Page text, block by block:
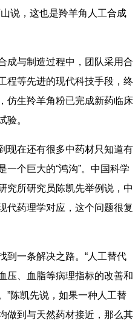
说，这也是羚羊角人工合成
成与制造过程中，团队采用合
程等先进的现代科技手段，终
仿生羚羊角粉已完成新药临床
验。
现在还有很多中药材只知道有
一个巨大的“鸿沟”。中国科学
究所研究员陈凯先举例说，中
代药理学对应，这个问题很复
到一条解决之路。“人工替代
压、血脂等病理指标的改善和
”陈凯先说，如果一种人工替
做到与天然药材接近，那么其